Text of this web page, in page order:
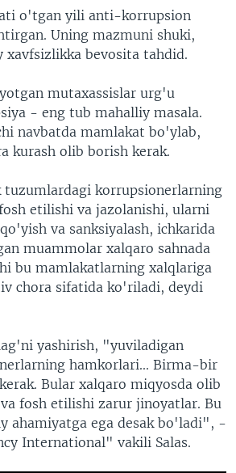
o'tgan yili anti-korrupsion
Uning mazmuni shuki,
bevosita tahdid.
mutaxassislar urg'u
- eng tub mahalliy masala.
navbatda mamlakat bo'ylab,
kurash olib borish kerak.
korrupsionerlarning
etilishi va jazolanishi, ularni
va sanksiyalash, ichkarida
muammolar xalqaro sahnada
bu mamlakatlarning xalqlariga
chora sifatida ko'riladi, deydi
yashirish, "yuviladigan
hamkorlari... Birma-bir
Bular xalqaro miqyosda olib
fosh etilishi zarur jinoyatlar. Bu
ahamiyatga ega desak bo'ladi", -
International" vakili Salas.